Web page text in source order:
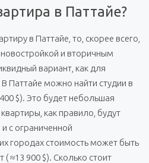
в Паттайе?
в Паттайе, то, скорее всего,
и вторичным
вариант, как для
Паттайе можно найти студии в
$). Это будет небольшая
как правило, будут
с ограниченной
городах стоимость может быть
≈13 900 $). Сколько стоит